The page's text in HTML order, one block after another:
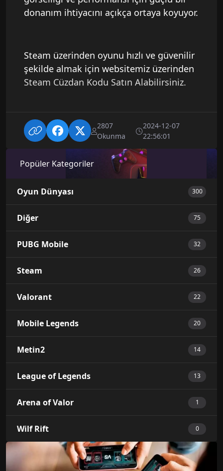
donanım ihtiyacını açıkça ortaya koyuyor.
Steam üzerinden oyunu hızlı ve güvenilir
şekilde almak için websitemiz üzerinden
Steam Cüzdan Kodu Satın Alabilirsiniz.
2807
Okunma
2024-12-07
22:56:01
Popüler Kategoriler
Oyun Dünyası 300
Diğer 75
PUBG Mobile 32
Steam 26
Valorant 22
Mobile Legends 20
Metin2 14
League of Legends 13
Arena of Valor 1
Wilf Rift 0